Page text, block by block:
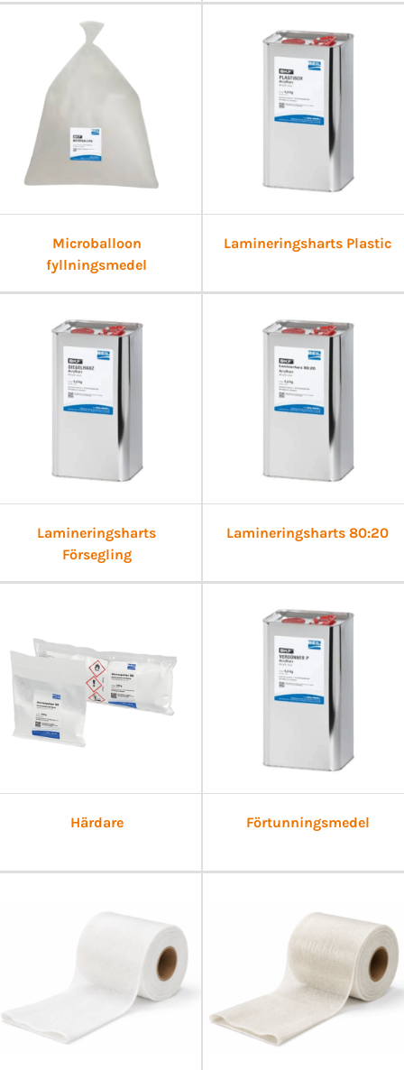
Microballoon
fyllningsmedel
Lamineringsharts Plastic
Lamineringsharts
Försegling
Lamineringsharts 80:20
Härdare Förtunningsmedel